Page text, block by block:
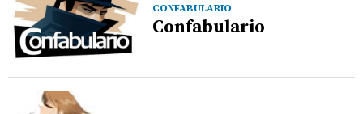
CONFABULARIO
Confabulario